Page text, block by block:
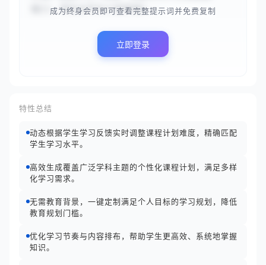
础}}，学生水平为{{初学者}...
成为终身会员即可查看完整提示词并免费复制
立即登录
特性总结
动态根据学生学习反馈实时调整课程计划难度，精确匹配
学生学习水平。
高效生成覆盖广泛学科主题的个性化课程计划，满足多样
化学习需求。
无需教育背景，一键定制满足个人目标的学习规划，降低
教育规划门槛。
优化学习节奏与内容排布，帮助学生更高效、系统地掌握
知识。